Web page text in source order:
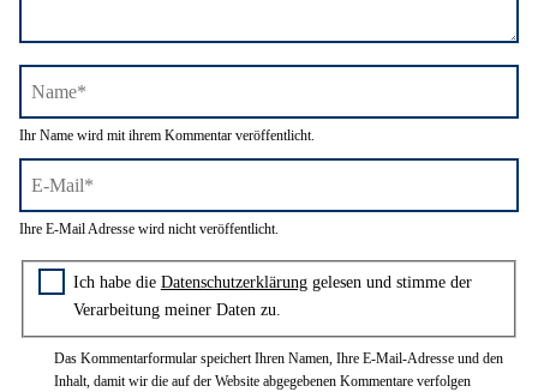
Name*
Ihr Name wird mit ihrem Kommentar veröffentlicht.
E-
Mail*
Ihre E-Mail Adresse wird nicht veröffentlicht.
Zustimmung zur Datenschutzerklärung
Ich habe die Datenschutzerklärunggelesen und stimme der
Verarbeitung meiner Daten zu.
Das Kommentarformular speichert Ihren Namen, Ihre E-Mail-Adresse und den
Inhalt, damit wir die auf der Website abgegebenen Kommentare verfolgen